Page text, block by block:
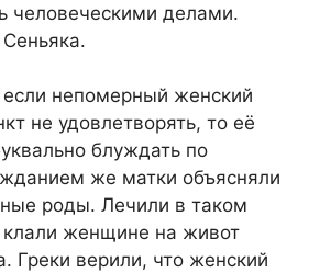
человеческими делами.
если непомерный женский
не удовлетворять, то её
блуждать по
же матки объясняли
роды. Лечили в таком
клали женщине на живот
Греки верили, что женский